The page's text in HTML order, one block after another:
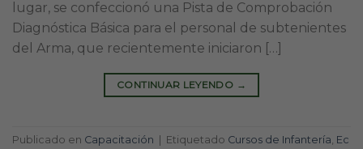
lugar, se confeccionó una Pista de Comprobación
Diagnóstica Básica para el personal de subtenientes
del Arma, que recientemente iniciaron […]
CONTINUAR LEYENDO →
Publicado en Capacitación Etiquetado Cursos de Infantería, Ec